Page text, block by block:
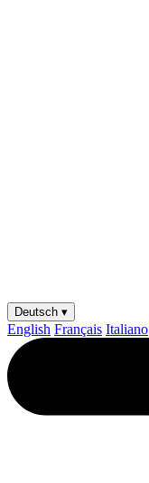
Deutsch ▾
English Français Italiano